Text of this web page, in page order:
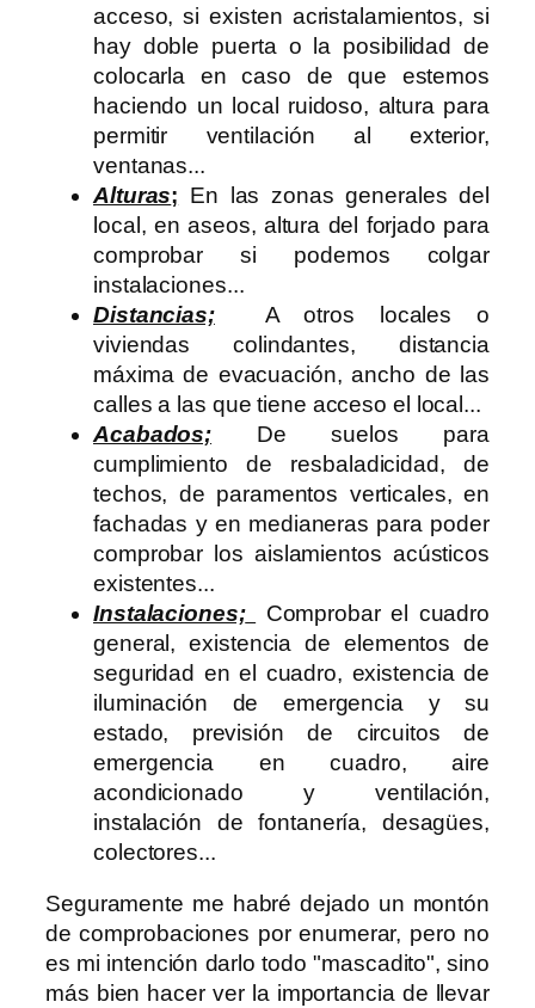
acceso, si existen acristalamientos, si
hay doble puerta o la posibilidad de
colocarla en caso de que estemos
haciendo un local ruidoso, altura para
permitir ventilación al exterior,
ventanas...
Alturas; En las zonas generales del
local, en aseos, altura del forjado para
comprobar si podemos colgar
instalaciones...
Distancias;A otros locales o
viviendas colindantes, distancia
máxima de evacuación, ancho de las
calles a las que tiene acceso el local...
Acabados; De suelos para
cumplimiento de resbaladicidad, de
techos, de paramentos verticales, en
fachadas y en medianeras para poder
comprobar los aislamientos acústicos
existentes...
Instalaciones;
Comprobar el cuadro
general, existencia de elementos de
seguridad en el cuadro, existencia de
iluminación de emergencia y su
estado, previsión de circuitos de
emergencia en cuadro, aire
acondicionado y ventilación,
instalación de fontanería, desagües,
colectores...
Seguramente me habré dejado un montón
de comprobaciones por enumerar, pero no
es mi intención darlo todo "mascadito", sino
más bien hacer ver la importancia de llevar